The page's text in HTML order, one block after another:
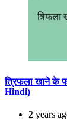
त्रिफला खाने के
Hindi)
2 years